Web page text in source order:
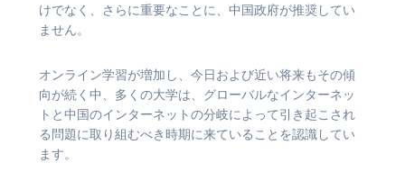
けでなく、さらに重要なことに、中国政府が推奨してい
ません。
オンライン学習が増加し、今日および近い将来もその傾
向が続く中、多くの大学は、グローバルなインターネッ
トと中国のインターネットの分岐によって引き起こされ
る問題に取り組むべき時期に来ていることを認識してい
ます。